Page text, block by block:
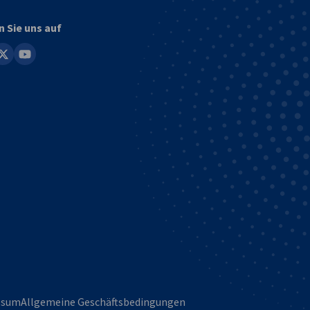
Sie uns auf
youtube
Allgemeine Geschäftsbedingungen